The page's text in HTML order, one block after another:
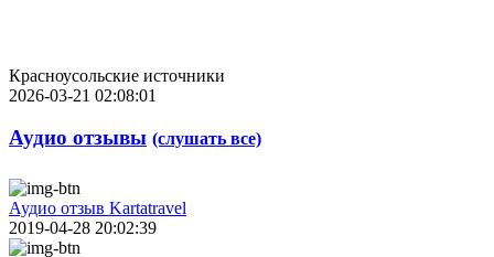
Красноусольские источники
2026-03-21 02:08:01
Аудио отзывы (слушать все)
Аудио отзыв Kartatravel
2019-04-28 20:02:39